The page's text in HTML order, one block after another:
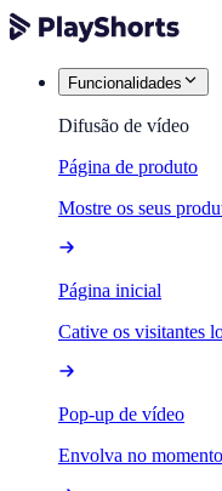
Funcionalidades
Difusão de vídeo
Página de produto
Mostre os seus
Página inicial
Cative os visitantes
Pop-up de vídeo
Envolva no